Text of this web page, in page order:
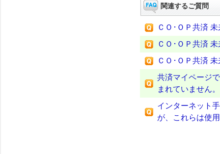
関連するご質問
ＣＯ･ＯＰ共済
ＣＯ･ＯＰ共済
ＣＯ･ＯＰ共済
共済マイページ
まれていません。
インターネット
が、これらは使